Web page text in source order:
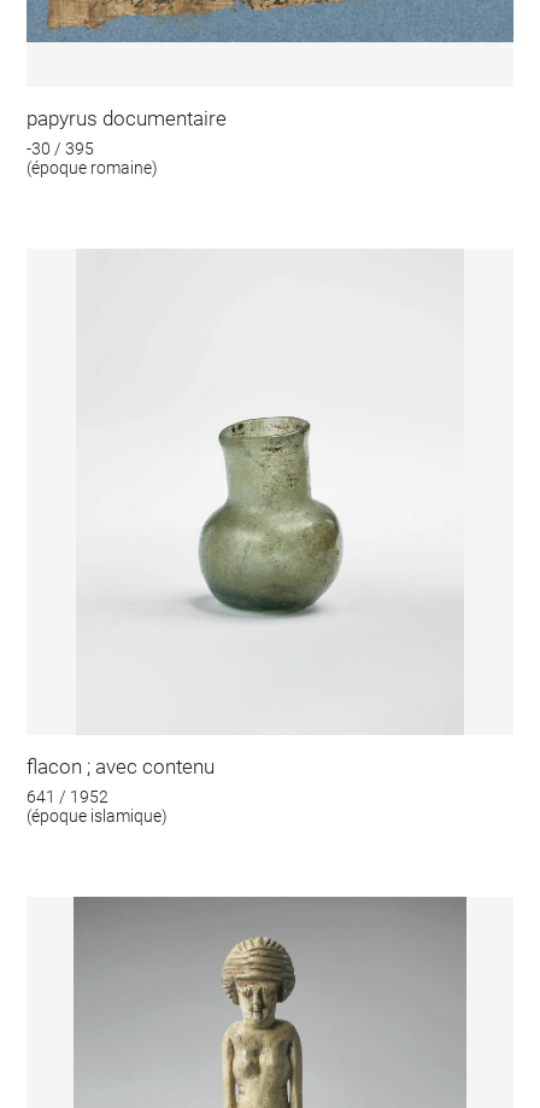
papyrus documentaire
-30 / 395
(époque romaine)
flacon ; avec contenu
641 / 1952
(époque islamique)